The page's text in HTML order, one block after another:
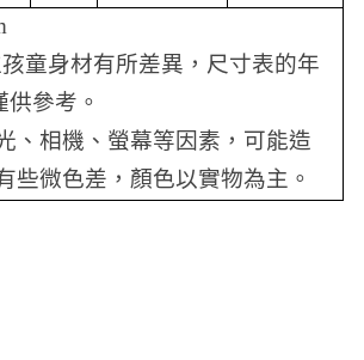
童身材有所差異，尺寸表的年
參考。
、相機、螢幕等因素，可能造
些微色差，顏色以實物為主。